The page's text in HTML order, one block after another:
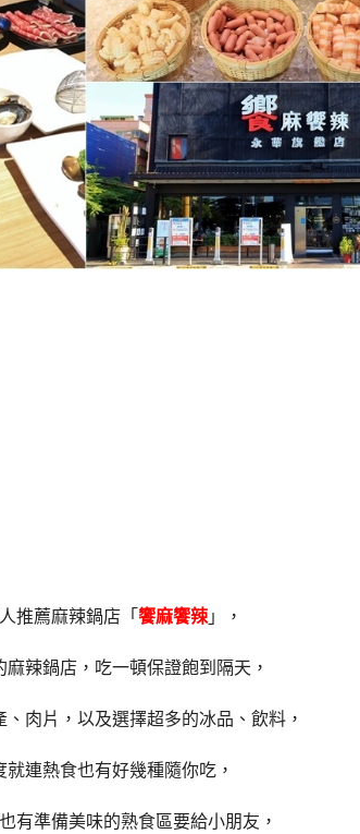
推薦麻辣鍋店「 饗麻饗辣」，
麻辣鍋店，吃一頓保證飽到隔天，
、肉片，以及選擇超多的冰品、飲料，
就連熱食也有好幾種隨你吃，
有準備美味的熟食區要給小朋友，